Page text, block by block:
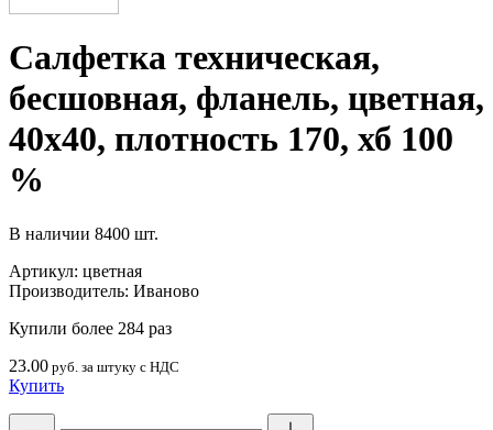
Салфетка техническая,
бесшовная, фланель, цветная,
40х40, плотность 170, хб 100
%
В наличии 8400 шт.
Артикул: цветная
Производитель: Иваново
Купили более 284 раз
23.00 руб. за штуку с НДС
Купить